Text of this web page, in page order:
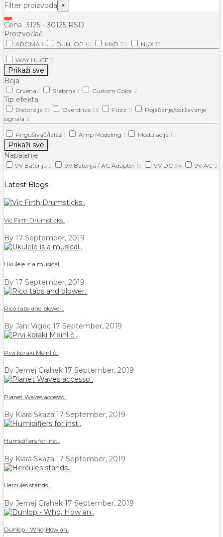
Filter proizvoda ×
Cena 3125 - 30125 RSD
Proizvođač
AROMA 1 DUNLOP 10 MXR 30 NUX 17
WAY HUGE 5
Prikaži sve
Boja
Crvena 1 Srebrna 1 Custom Color 2
Tip efekta
Distorzija 15 Overdrive 26 Fuzz 11
Pojačanje/održavanje
signala 2
Prigušivač/izlaz 1 Amp Modeling 1 Modulacija 1
Prikaži sve
Napajanje
9V Baterija 2 9V Baterija / AC Adapter 15 9V DC 34 9V AC 2
Latest Blogs
Vic Firth Drumsticks..
By 17 September, 2019
Ukulele is a musical..
By 17 September, 2019
Rico tabs and blower..
By Jani Vigec 17 September, 2019
Prvi koraki Meinl č..
By Jernej Grahek 17 September, 2019
Planet Waves accesso..
By Klara Skaza 17 September, 2019
Humidifiers for inst..
By Klara Skaza 17 September, 2019
Hercules stands..
By Jernej Grahek 17 September, 2019
Dunlop - Who, How an..